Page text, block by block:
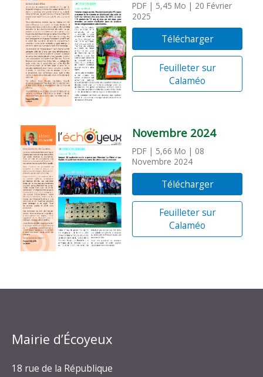
PDF | 5,45 Mo | 20 Février
2025
Télécharger
Feuilleter sur
Calaméo
Novembre 2024
PDF | 5,66 Mo | 08
Novembre 2024
Télécharger
Feuilleter sur
Calaméo
Mairie d’Écoyeux
18 rue de la République